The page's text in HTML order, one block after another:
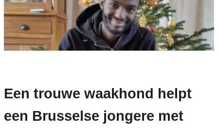
Een trouwe waakhond helpt
een Brusselse jongere met